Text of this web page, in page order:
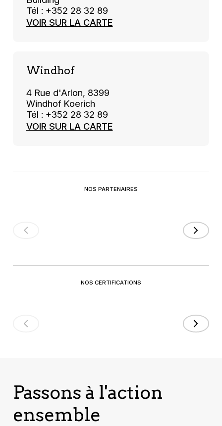
Tél : +352 28 32 89
VOIR SUR LA CARTE
Windhof
4 Rue d'Arlon, 8399
Windhof Koerich
Tél : +352 28 32 89
VOIR SUR LA CARTE
NOS PARTENAIRES
NOS CERTIFICATIONS
Passons à l'action
ensemble